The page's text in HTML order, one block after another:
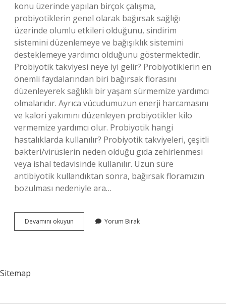
konu üzerinde yapılan birçok çalışma,
probiyotiklerin genel olarak bağırsak sağlığı
üzerinde olumlu etkileri olduğunu, sindirim
sistemini düzenlemeye ve bağışıklık sistemini
desteklemeye yardımcı olduğunu göstermektedir.
Probiyotik takviyesi neye iyi gelir? Probiyotiklerin en
önemli faydalarından biri bağırsak florasını
düzenleyerek sağlıklı bir yaşam sürmemize yardımcı
olmalarıdır. Ayrıca vücudumuzun enerji harcamasını
ve kalori yakımını düzenleyen probiyotikler kilo
vermemize yardımcı olur. Probiyotik hangi
hastalıklarda kullanılır? Probiyotik takviyeleri, çeşitli
bakteri/virüslerin neden olduğu gıda zehirlenmesi
veya ishal tedavisinde kullanılır. Uzun süre
antibiyotik kullandıktan sonra, bağırsak floramızın
bozulması nedeniyle ara…
Devamını okuyun
Bork
Yorum Bırak
Sitemap